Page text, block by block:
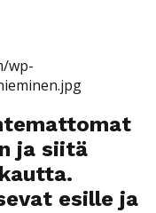
wp-
ja siitä
esille ja